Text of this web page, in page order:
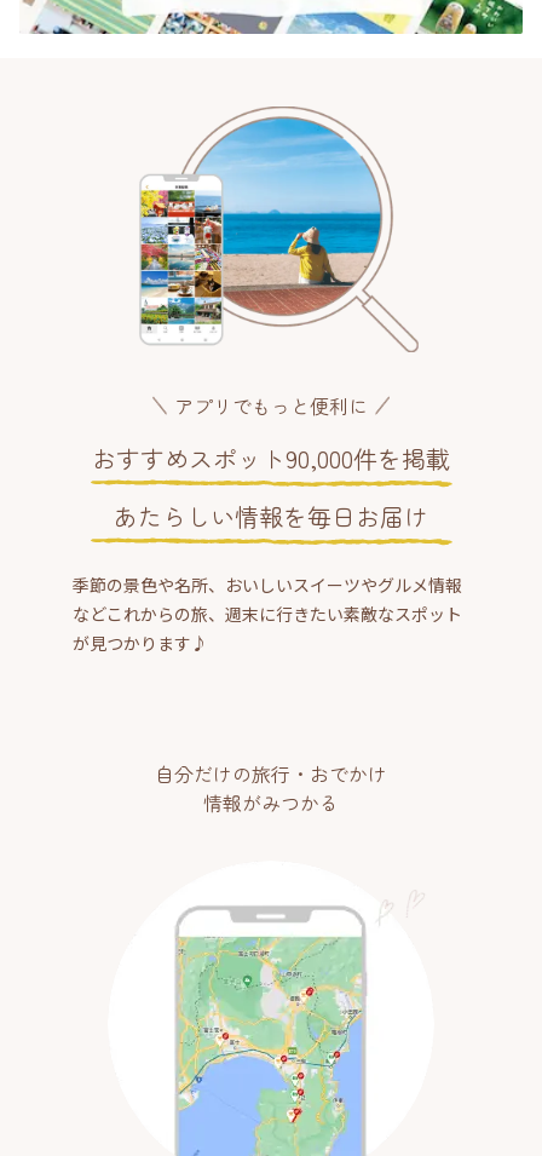
アプリでもっと便利に
おすすめスポット90,000件を掲載
あたらしい情報を毎日お届け
季節の景色や名所、おいしいスイーツやグルメ情報
などこれからの旅、週末に行きたい素敵なスポット
が見つかります♪
自分だけの旅行・おでかけ
情報がみつかる